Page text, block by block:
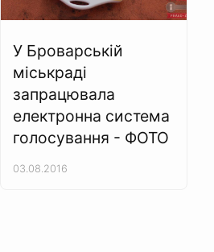
У Броварській
міськраді
запрацювала
електронна система
голосування - ФОТО
03.08.2016